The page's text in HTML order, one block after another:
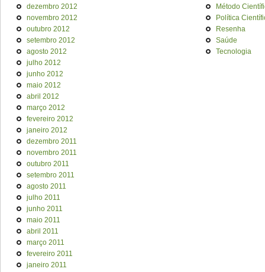
dezembro 2012
novembro 2012
outubro 2012
setembro 2012
agosto 2012
julho 2012
junho 2012
maio 2012
abril 2012
março 2012
fevereiro 2012
janeiro 2012
dezembro 2011
novembro 2011
outubro 2011
setembro 2011
agosto 2011
julho 2011
junho 2011
maio 2011
abril 2011
março 2011
fevereiro 2011
janeiro 2011
Método
Política
Resenha
Saúde
Tecnologia